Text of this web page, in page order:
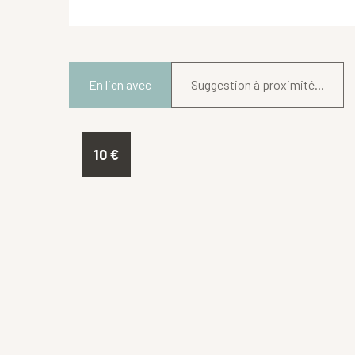
En lien avec Suggestion à proximité...
10€